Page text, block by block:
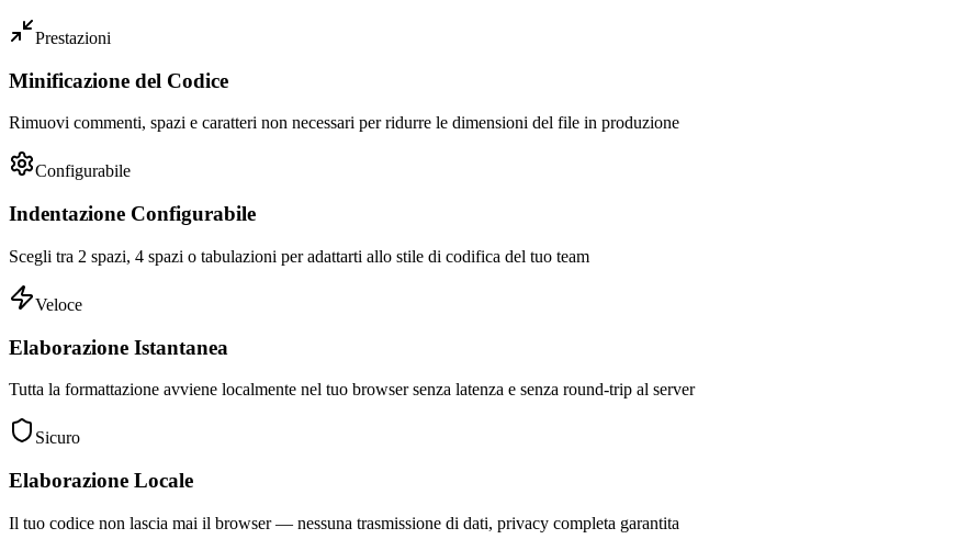
Prestazioni
Minificazione del Codice
Rimuovi commenti, spazi e caratteri non necessari per ridurre le dimensioni del file in produzione
Configurabile
Indentazione Configurabile
Scegli tra 2 spazi, 4 spazi o tabulazioni per adattarti allo stile di codifica del tuo team
Veloce
Elaborazione Istantanea
Tutta la formattazione avviene localmente nel tuo browser senza latenza e senza round-trip al server
Sicuro
Elaborazione Locale
Il tuo codice non lascia mai il browser — nessuna trasmissione di dati, privacy completa garantita